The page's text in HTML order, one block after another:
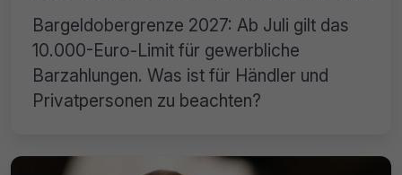
Bargeldobergrenze 2027: Ab Juli gilt das
10.000-Euro-Limit für gewerbliche
Barzahlungen. Was ist für Händler und
Privatpersonen zu beachten?